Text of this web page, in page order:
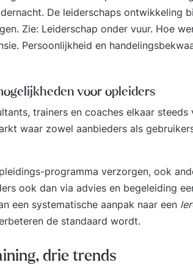
. De leiderschaps ontwikkeling
Zie: Leiderschap onder vuur. Hoe
Persoonlijkheid en
voor opleiders
trainers en coaches elkaar steeds
waar zowel aanbieders als
programma verzorgen, ook
ook dan via advies en begeleiding
een systematische aanpak naar een
de standaard wordt.
drie trends